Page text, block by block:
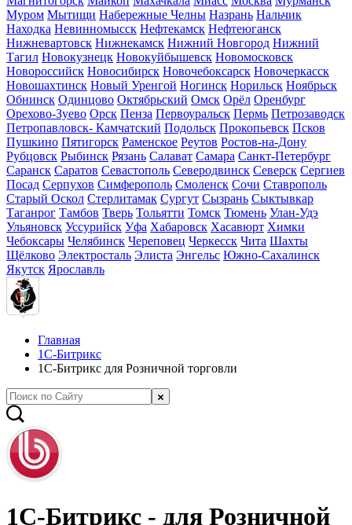
Муром Мытищи Набережные Челны Назрань Нальчик
Находка Невинномысск Нефтекамск Нефтеюганск
Нижневартовск Нижнекамск Нижний Новгород Нижний
Тагил Новокузнецк Новокуйбышевск Новомосковск
Новороссийск Новосибирск Новочебоксарск Новочеркасск
Новошахтинск Новый Уренгой Ногинск Норильск Ноябрьск
Обнинск Одинцово Октябрьский Омск Орёл Оренбург
Орехово-Зуево Орск Пенза Первоуральск Пермь Петрозаводск
Петропавловск- Камчатский Подольск Прокопьевск Псков
Пушкино Пятигорск Раменское Реутов Ростов-на-Дону
Рубцовск Рыбинск Рязань Салават Самара Санкт-Петербург
Саранск Саратов Севастополь Северодвинск Северск Сергиев
Посад Серпухов Симферополь Смоленск Сочи Ставрополь
Старый Оскол Стерлитамак Сургут Сызрань Сыктывкар
Таганрог Тамбов Тверь Тольятти Томск Тюмень Улан-Удэ
Ульяновск Уссурийск Уфа Хабаровск Хасавюрт Химки
Чебоксары Челябинск Череповец Черкесск Чита Шахты
Щёлково Электросталь Элиста Энгельс Южно-Сахалинск
Якутск Ярославль
Главная
1С-Битрикс
1С-Битрикс для Розничной торговли
1С-Битрикс - для Розничной